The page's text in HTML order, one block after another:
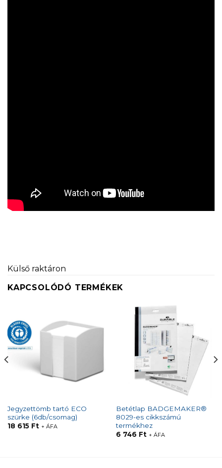
Külső raktáron
KAPCSOLÓDÓ TERMÉKEK
Jegyzettömb tartó ECO
szürke (6db/csomag)
18 615 Ft + ÁFA
Betétlap BADGEMAKER®
8029-es cikkszámú
termékhez
6 746 Ft + ÁFA